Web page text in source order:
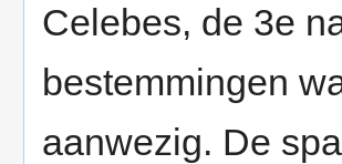
Celebes, de 3e
bestemmingen
aanwezig. De